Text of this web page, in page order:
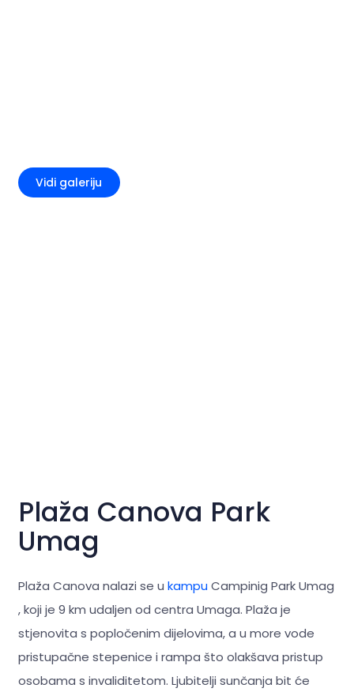
Vidi galeriju
Plaža Canova Park
Umag
Plaža Canova nalazi se u kampuCampinig Park Umag
, koji je 9 km udaljen od centra Umaga. Plaža je
stjenovita s popločenim dijelovima, a u more vode
pristupačne stepenice i rampa što olakšava pristup
osobama s invaliditetom. Ljubitelji sunčanja bit će